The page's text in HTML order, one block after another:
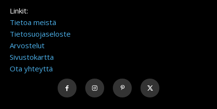
Linkit:
Tietoa meistä
Tietosuojaseloste
Arvostelut
Sivustokartta
Ota yhteyttä